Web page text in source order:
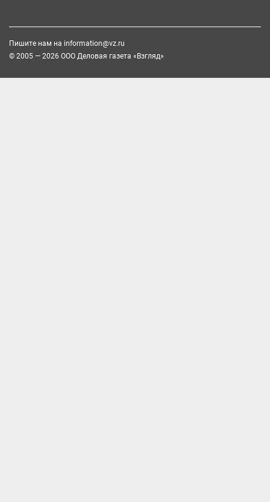
Пишите нам на information@vz.ru
© 2005 — 2026 ООО Деловая газета «Взгляд»